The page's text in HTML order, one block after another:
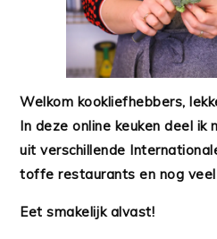
Welkom kookliefhebbers,
In deze online keuken deel
uit verschillende
toffe restaurants en nog
Eet smakelijk alvast!